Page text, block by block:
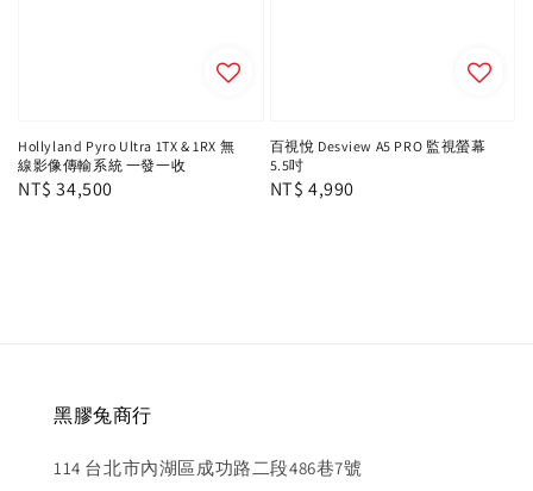
Hollyland Pyro Ultra 1TX & 1RX 無
線影像傳輸系統 一發一收
Regular
NT$ 34,500
百視悅 Desview A5 PRO 監視螢幕
5.5吋
Regular
NT$ 4,990
黑膠兔商行
114 台北市內湖區成功路二段486巷7號